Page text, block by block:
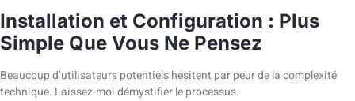
Installation et Configuration : Plus
Simple Que Vous Ne Pensez
Beaucoup d’utilisateurs potentiels hésitent par peur de la complexité
technique. Laissez-moi démystifier le processus.